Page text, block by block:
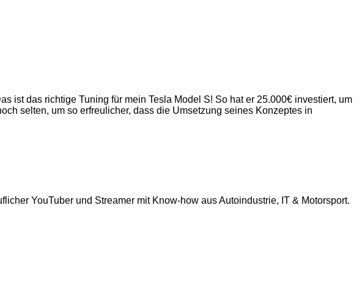
ist das richtige Tuning für mein Tesla Model S! So hat er 25.000€ investiert, um
selten, um so erfreulicher, dass die Umsetzung seines Konzeptes in
YouTuber und Streamer mit Know-how aus Autoindustrie, IT & Motorsport.